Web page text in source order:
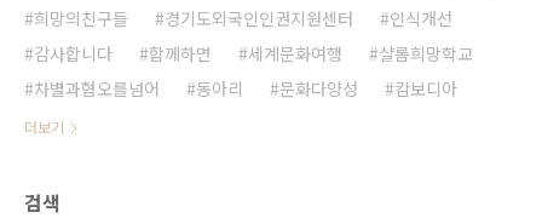
희망의친구들
경기도외국인인권지원센터
인식개선
감사합니다
함께하면 세계문화여행
샬롬희망학교
차별과혐오를넘어
동아리 문화다양성 캄보디아
더보기
검색